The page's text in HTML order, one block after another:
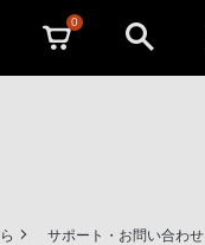
0
サポート・お問い合わせ